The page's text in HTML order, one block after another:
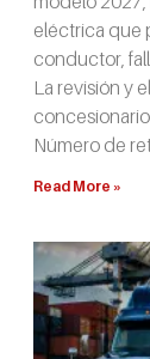
eléctrica que
conductor,
La revisión y
Número de
Read More »